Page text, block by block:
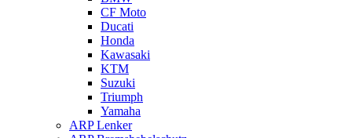
CF Moto
Ducati
Honda
Kawasaki
KTM
Suzuki
Triumph
Yamaha
ARP Lenker